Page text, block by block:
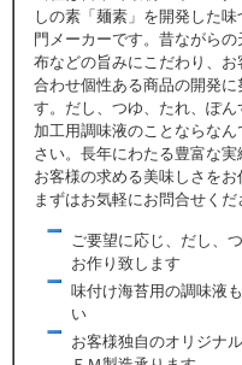
しの素「麺素」を開発した
門メーカーです。昔ながら
布などの旨みにこだわり、お
合わせ個性ある商品の開発に
す。だし、つゆ、たれ、ぽん
加工用調味液のことならな
さい。長年にわたる豊富な
お客様の求める美味しさをお
まずはお気軽にお問合せくだ
ご要望に応じ、だし、
お作り致します
味付け海苔用の調味液
い
お客様独自のオリジナ